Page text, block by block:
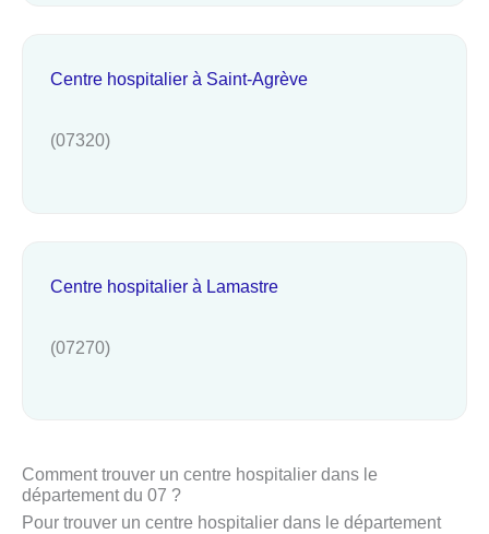
Centre hospitalier à Saint-Agrève
(07320)
Centre hospitalier à Lamastre
(07270)
Comment trouver un centre hospitalier dans le
département du 07 ?
Pour trouver un centre hospitalier dans le département